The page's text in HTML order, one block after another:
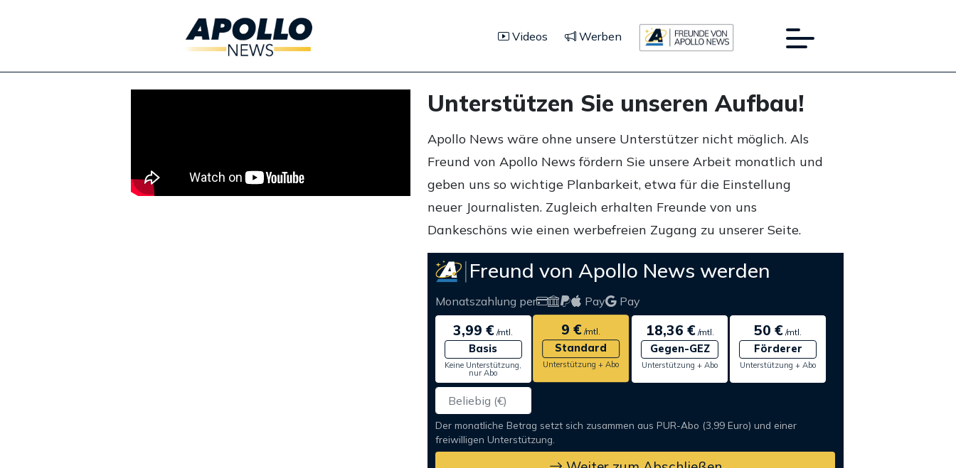
Videos Werben
Unterstützen Sie unseren Aufbau!
Apollo News wäre ohne unsere Unterstützer nicht möglich. Als
Freund von Apollo News fördern Sie unsere Arbeit monatlich und
geben uns so wichtige Planbarkeit, etwa für die Einstellung
neuer Journalisten. Zugleich erhalten Freunde von uns
Dankeschöns wie einen werbefreien Zugang zu unserer Seite.
Freund von Apollo News werden
Monatszahlung per Pay Pay
3,99 € /mtl.
Basis
Keine Unterstützung,
nur Abo
9 € /mtl.
Standard
Unterstützung + Abo
18,36 €/mtl.
Gegen-GEZ
Unterstützung + Abo
50 € /mtl.
Förderer
Unterstützung + Abo
Der monatliche Betrag setzt sich zusammen aus PUR-Abo (3,99 Euro) und einer
freiwilligen Unterstützung.